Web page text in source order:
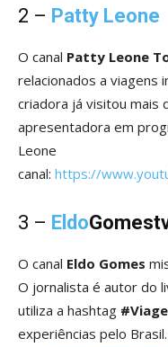
2 – Patty Leone
O canal Patty Leone
relacionados a viagens
criadora já visitou mais
apresentadora em
Leone
canal: https://
3 – Eldo
O canal Eldo Gomes
O jornalista é autor do
utiliza a hashtag
experiências pelo